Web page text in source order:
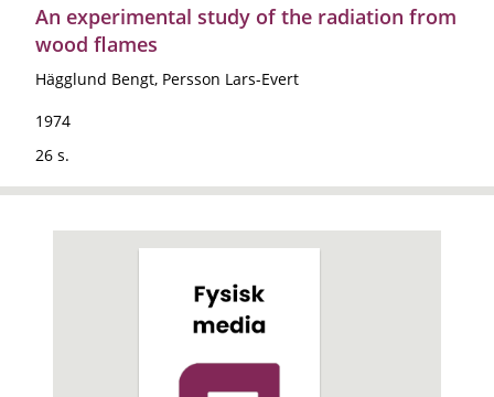
An experimental study of the radiation from
wood flames
Hägglund Bengt, Persson Lars-Evert
1974
26 s.